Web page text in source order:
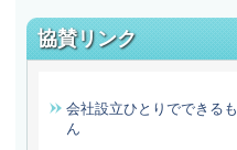
協賛リンク
会社設立ひとりでできるも
ん